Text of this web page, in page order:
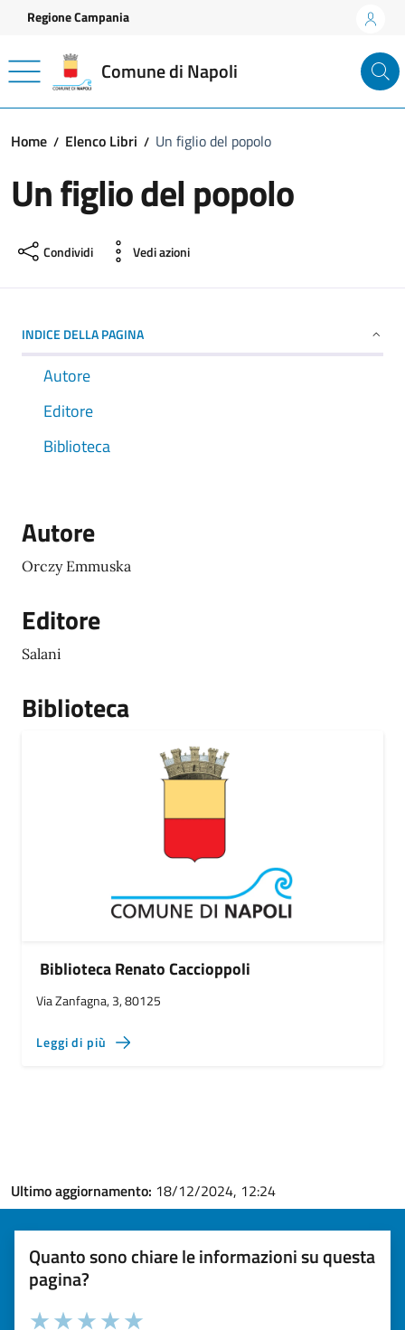
Vai ai contenuti
Vai al footer
Regione Campania
Comune di Napoli
Home Elenco Libri Un figlio del popolo
Un figlio del popolo
Condividi Vedi azioni
INDICE DELLA PAGINA
Autore
Editore
Biblioteca
Autore
Orczy Emmuska
Editore
Salani
Biblioteca
Biblioteca Renato Caccioppoli
Via Zanfagna, 3, 80125
Leggi di più
Ultimo aggiornamento: 18/12/2024, 12:24
Quanto sono chiare le informazioni su questa
pagina?
Valuta la chiarezza delle informazioni (da 1 a 5 stelle)
Seleziona il numero di stelle per valutare la chiarezza delle